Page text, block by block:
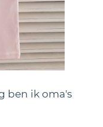
ben ik oma's